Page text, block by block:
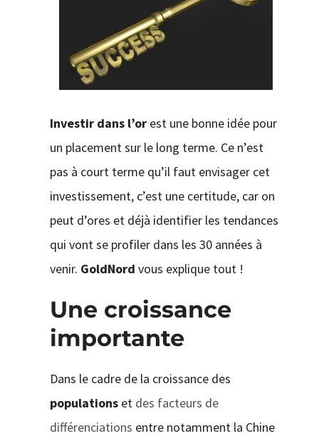
Investir dans l’orest une bonne idée pour
un placement sur le long terme. Ce n’est
pas à court terme qu’il faut envisager cet
investissement, c’est une certitude, car on
peut d’ores et déjà identifier les tendances
qui vont se profiler dans les 30 années à
venir. GoldNord vous explique tout !
Une croissance
importante
Dans le cadre de la croissance des
populations et des facteurs de
différenciations entre notamment la Chine